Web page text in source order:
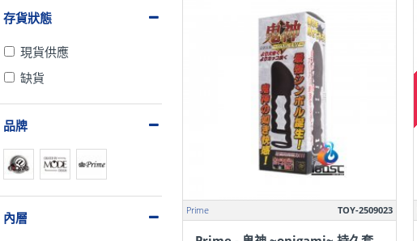
品牌
內層
存貨狀態
現貨供應
缺貨
Prime TOY-2509023